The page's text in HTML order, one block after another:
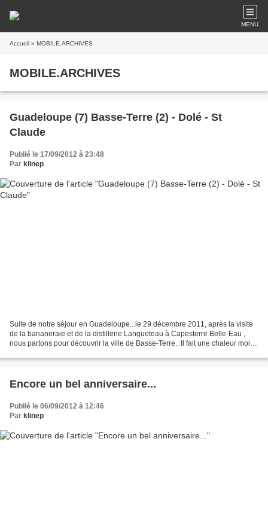
MENU
Accueil » MOBILE.ARCHIVES
MOBILE.ARCHIVES
Guadeloupe (7) Basse-Terre (2) - Dolé - St
Claude
Publié le 17/09/2012 à 23:48
Par klinep
Suite de notre séjour en Guadeloupe...le 29 décembre 2011, après la visite
de la bananeraie et de la distillerie Langueteau à Capesterre Belle-Eau ,
nous partons pour découvrir la ville de Basse-Terre.. Il fait une chaleur moite,
Encore un bel anniversaire...
Publié le 06/09/2012 à 12:46
Par klinep